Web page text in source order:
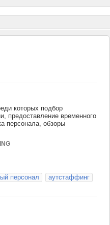
которых подбор
предоставление временного
персонала, обзоры
персонал
аутстаффинг